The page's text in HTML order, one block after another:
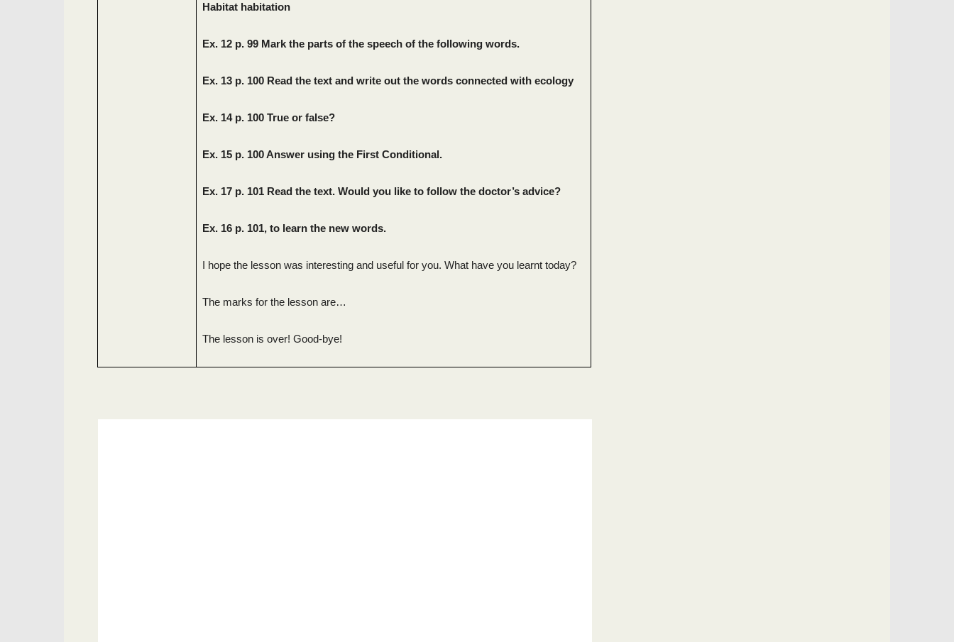
Habitat habitation
Ex. 12 p. 99 Mark the parts of the speech of the following words.
Ex. 13 p. 100 Read the text and write out the words connected with ecology
Ex. 14 p. 100 True or false?
Ex. 15 p. 100 Answer using the First Conditional.
Ex. 17 p. 101 Read the text. Would you like to follow the doctor’s advice?
Ex. 16 p. 101, to learn the new words.
I hope the lesson was interesting and useful for you. What have you learnt today?
The marks for the lesson are…
The lesson is over! Good-bye!